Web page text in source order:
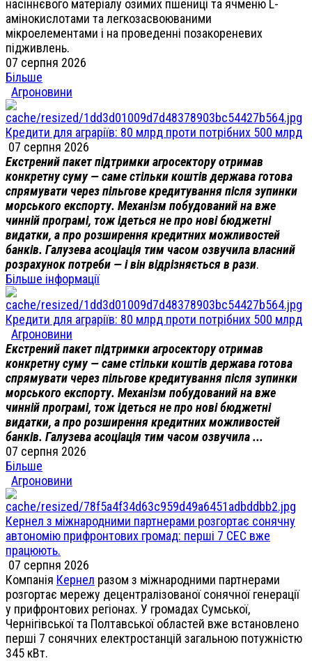
насіннєвого матеріалу озимих пшениці та ячменю L-
амінокислотами та легкозасвоюваними
мікроелементами і на проведенні позакореневих
підживлень.
07 серпня 2026
Більше
Агроновини
Кредити для аграріїв: 80 млрд проти потрібних 500 млрд
07 серпня 2026
Екстрений пакет підтримки агросектору отримав
конкретну суму — саме стільки коштів держава готова
спрямувати через пільгове кредитування після зупинки
морського експорту. Механізм побудований на вже
чинній програмі, тож ідеться не про нові бюджетні
видатки, а про розширення кредитних можливостей
банків. Галузева асоціація тим часом озвучила власний
розрахунок потреби — і він відрізняється в рази.
Більше інформації
Кредити для аграріїв: 80 млрд проти потрібних 500 млрд
Агроновини
Екстрений пакет підтримки агросектору отримав
конкретну суму — саме стільки коштів держава готова
спрямувати через пільгове кредитування після зупинки
морського експорту. Механізм побудований на вже
чинній програмі, тож ідеться не про нові бюджетні
видатки, а про розширення кредитних можливостей
банків. Галузева асоціація тим часом озвучила ...
07 серпня 2026
Більше
Агроновини
Кернел з міжнародними партнерами розгортає сонячну
автономію прифронтових громад: перші 7 СЕС вже
працюють.
07 серпня 2026
Компанія Кернел разом з міжнародними партнерами
розгортає мережу децентралізованої сонячної генерації
у прифронтових регіонах. У громадах Сумської,
Чернігівської та Полтавської областей вже встановлено
перші 7 сонячних електростанцій загальною потужністю
345 кВт.